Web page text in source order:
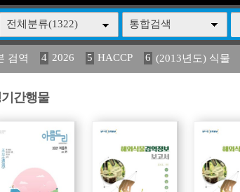
전체분류(1322) 통합검색
검역 4 2026 5 HACCP 6 (2013년도) 식물
13 (2013년도) 식 14 구제역 15 媛 異 16
간행물